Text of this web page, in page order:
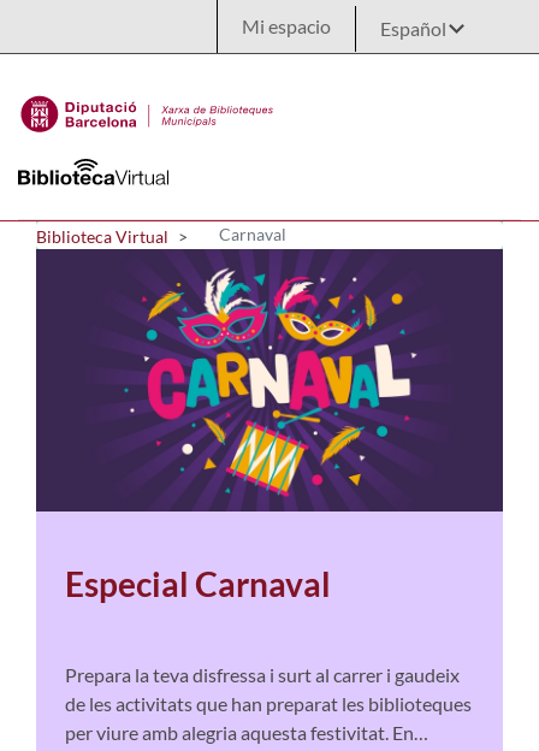
Mi espacio
Biblioteca Virtual Carnaval
Especial Carnaval
Prepara la teva disfressa i surt al carrer i gaudeix
de les activitats que han preparat les biblioteques
per viure amb alegria aquesta festivitat. En